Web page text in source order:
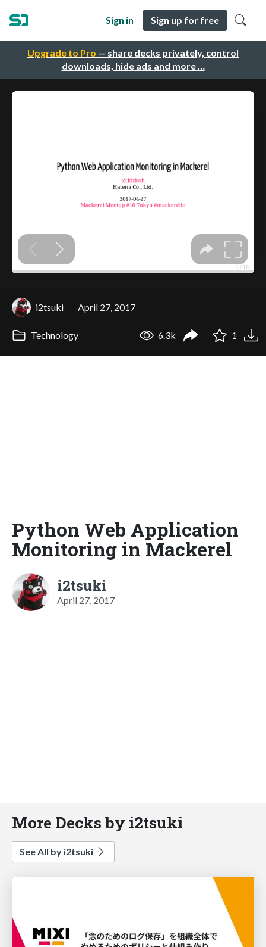
Upgrade to Pro — share decks privately, control
downloads, hide ads and more …
Sign in Sign up for free
i2tsuki April 27, 2017
Technology 6.3k 1
Python Web Application
Monitoring in Mackerel
i2tsuki
April 27, 2017
More Decks by i2tsuki
See All by i2tsuki